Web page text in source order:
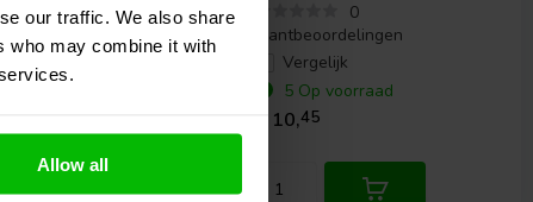
our traffic. We also share
who may combine it with
Allow all
7
Vergelijk
0
klantbeoordelingen
Vergelijk
5 Op voorraad
€ 10,45